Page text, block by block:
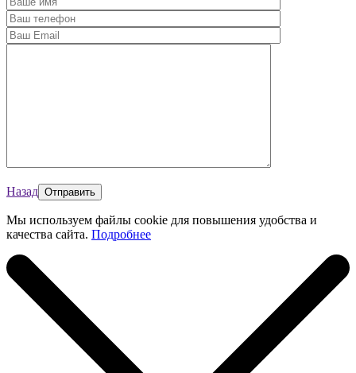
Назад
Мы используем файлы cookie для повышения удобства и
качества сайта. Подробнее